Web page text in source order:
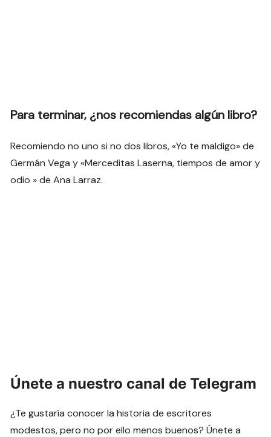
Para terminar, ¿nos recomiendas algún libro?
Recomiendo no uno si no dos libros, «Yo te maldigo» de
Germán Vega y «Merceditas Laserna, tiempos de amor y
odio » de Ana Larraz.
Únete a nuestro canal de Telegram
¿Te gustaría conocer la historia de escritores
modestos, pero no por ello menos buenos? Únete a